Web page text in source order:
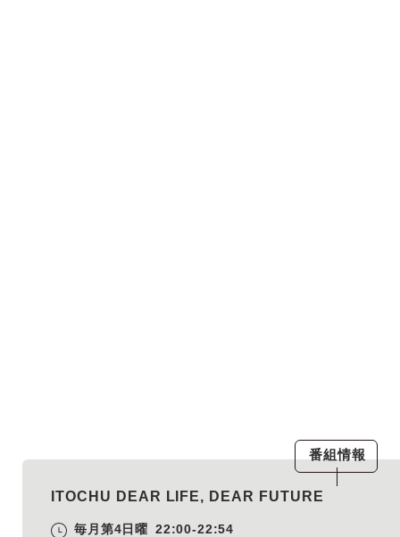
番組情報
ITOCHU DEAR LIFE, DEAR FUTURE
毎月第4日曜 22:00-22:54